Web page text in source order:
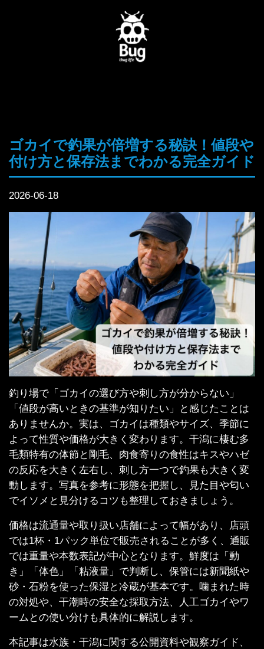
ゴカイで釣果が倍増する秘訣！値段や
付け方と保存法までわかる完全ガイド
2026-06-18
釣り場で「ゴカイの選び方や刺し方が分からない」
「値段が高いときの基準が知りたい」と感じたことは
ありませんか。実は、ゴカイは種類やサイズ、季節に
よって性質や価格が大きく変わります。干潟に棲む多
毛類特有の体節と剛毛、肉食寄りの食性はキスやハゼ
の反応を大きく左右し、刺し方一つで釣果も大きく変
動します。写真を参考に形態を把握し、見た目や匂い
でイソメと見分けるコツも整理しておきましょう。
価格は流通量や取り扱い店舗によって幅があり、店頭
では1杯・1パック単位で販売されることが多く、通販
では重量や本数表記が中心となります。鮮度は「動
き」「体色」「粘液量」で判断し、保管には新聞紙や
砂・石粉を使った保湿と冷蔵が基本です。噛まれた時
の対処や、干潮時の安全な採取方法、人工ゴカイやワ
ームとの使い分けも具体的に解説します。
本記事は水族・干潟に関する公開資料や観察ガイド、